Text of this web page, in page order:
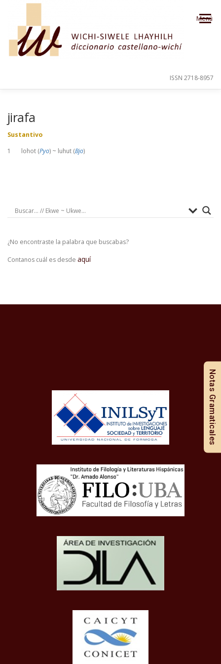
Saltar al contenido
Menú
ISSN 2718-8957
jirafa
Sustantivo
1 lohot (Pyo) ~ luhut (Bjo)
¿No encontraste la palabra que buscabas?
Contanos cuál es desde aquí
Notas Gramaticales